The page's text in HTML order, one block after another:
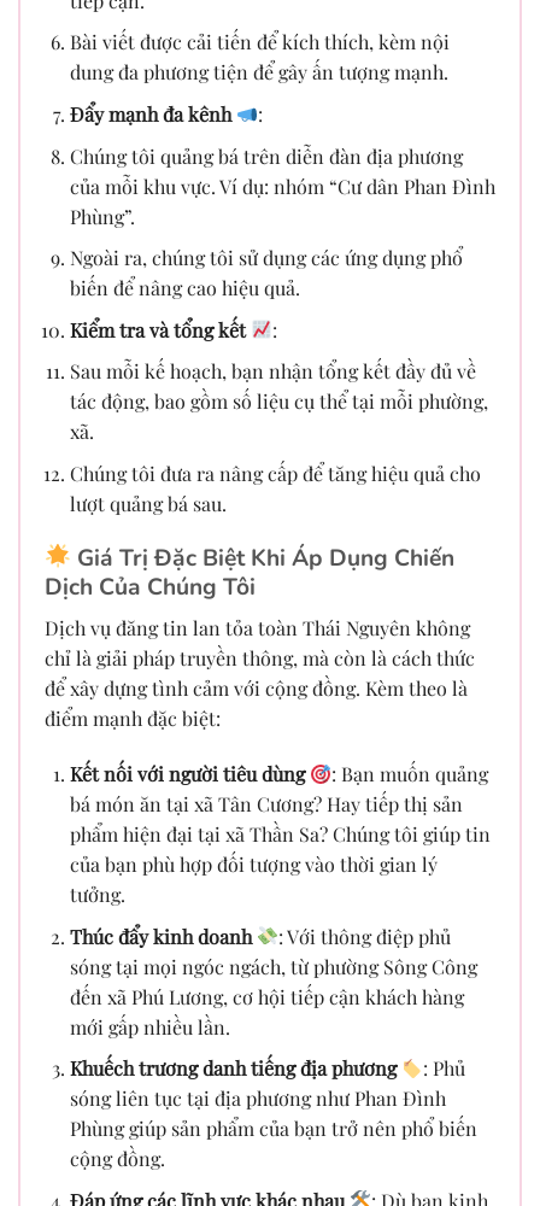
Bài viết được cải tiến để kích thích, kèm nội
dung đa phương tiện để gây ấn tượng mạnh.
Đẩy mạnh đa kênh
:
Chúng tôi quảng bá trên diễn đàn địa phương
của mỗi khu vực. Ví dụ: nhóm “Cư dân Phan Đình
Phùng”.
Ngoài ra, chúng tôi sử dụng các ứng dụng phổ
biến để nâng cao hiệu quả.
Kiểm tra và tổng kết
:
Sau mỗi kế hoạch, bạn nhận tổng kết đầy đủ về
tác động, bao gồm số liệu cụ thể tại mỗi phường,
xã.
Chúng tôi đưa ra nâng cấp để tăng hiệu quả cho
lượt quảng bá sau.
Giá Trị Đặc Biệt Khi Áp Dụng Chiến
Dịch Của Chúng Tôi
Dịch vụ đăng tin lan tỏa toàn Thái Nguyên không
chỉ là giải pháp truyền thông, mà còn là cách thức
để xây dựng tình cảm với cộng đồng. Kèm theo là
điểm mạnh đặc biệt:
Kết nối với người tiêu dùng
: Bạn muốn quảng
bá món ăn tại xã Tân Cương? Hay tiếp thị sản
phẩm hiện đại tại xã Thần Sa? Chúng tôi giúp tin
của bạn phù hợp đối tượng vào thời gian lý
tưởng.
Thúc đẩy kinh doanh
: Với thông điệp phủ
sóng tại mọi ngóc ngách, từ phường Sông Công
đến xã Phú Lương, cơ hội tiếp cận khách hàng
mới gấp nhiều lần.
Khuếch trương danh tiếng địa phương
: Phủ
sóng liên tục tại địa phương như Phan Đình
Phùng giúp sản phẩm của bạn trở nên phổ biến
cộng đồng.
Đáp ứng các lĩnh vực khác nhau
: Dù bạn kinh